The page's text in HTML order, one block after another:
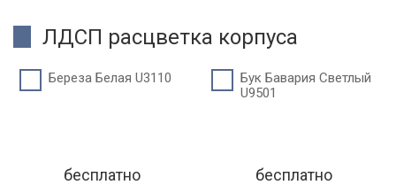
ЛДСП расцветка корпуса
Береза Белая U3110
бесплатно
Бук Бавария Светлый
U9501
бесплатно